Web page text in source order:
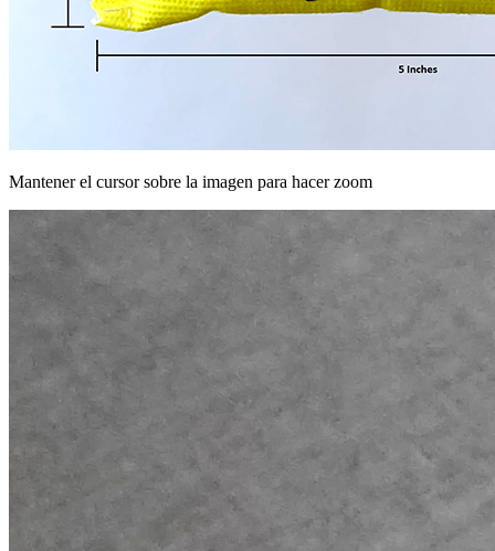
Mantener el cursor sobre la imagen para hacer zoom